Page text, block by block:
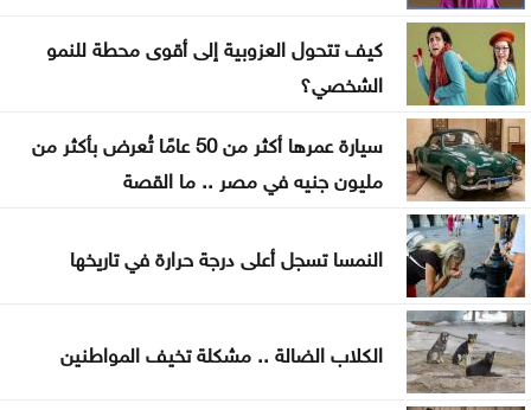
تواصل فعاليات مهرجان صيف الأردن الجمعة
كيف تتحول العزوبية إلى أقوى محطة للنمو
الشخصي؟
سيارة عمرها أكثر من 50 عامًا تُعرض بأكثر من
مليون جنيه في مصر .. ما القصة
النمسا تسجل أعلى درجة حرارة في تاريخها
الكلاب الضالة .. مشكلة تخيف المواطنين